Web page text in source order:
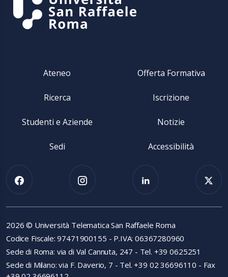
Mostra di più
Iscrizioni Aperte
Ateneo Offerta Formativa
Ricerca Iscrizione
Studenti e Aziende Notizie
Sedi Accessibilità
2026 © Università Telematica San Raffaele Roma
Codice Fiscale: 97471900155 - P.IVA: 06367280960
Sede di Roma: via di Val Cannuta, 247 - Tel. +39 0625251
Sede di Milano: via F. Daverio, 7 - Tel. +39 02 36696110 - Fax